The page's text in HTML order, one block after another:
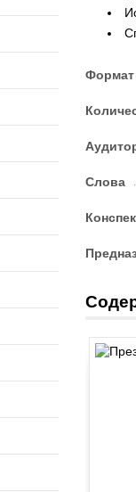
Формат
Слова